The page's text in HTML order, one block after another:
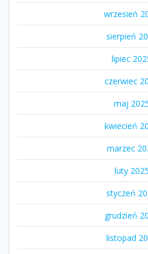
wrzesień
sierpień
lipiec
czerwiec
maj
kwiecień
marzec
luty 2025
styczeń
grudzień
listopad